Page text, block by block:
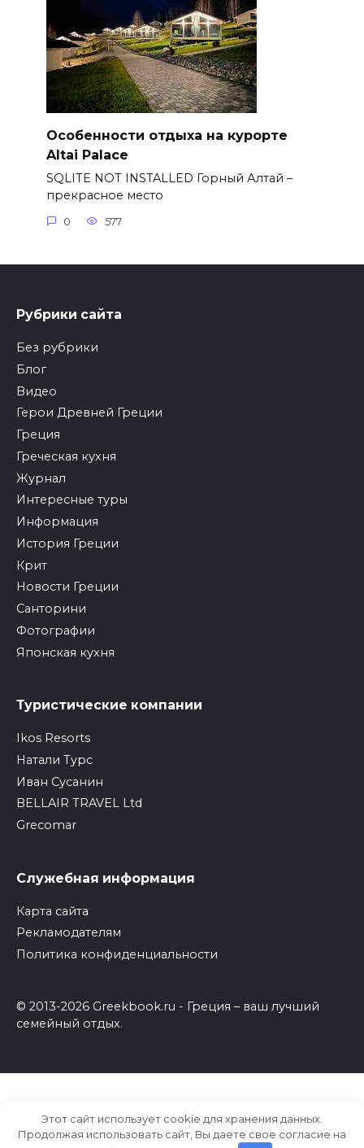
Особенности отдыха на курорте
Altai Palace
SQLITE NOT INSTALLED Горный Алтай –
прекрасное место
0 577
Рубрики сайта
Без рубрики
Блог
Видео
Герои Древней Греции
Греция
Греческая кухня
Журнал
Интересные туры
Информация
История Греции
Крит
Новости Греции
Санторини
Фотографии
Японская кухня
Туристические компании
Ikos Resorts
Натали Турс
Иван Сусанин
BELLAIR TRAVEL Ltd
Grecomar
Служебная информация
Карта сайта
Рекламодателям
Политика конфиденциальности
© 2013-2026 Greekbook.ru - Греция – ваш лучший
семейный отдых.
Этот сайт использует cookie для хранения данных.
Продолжая использовать сайт, Вы даете свое согласие на